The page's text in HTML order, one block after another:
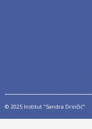
© 2025 Institut "Sandra Drinčić"